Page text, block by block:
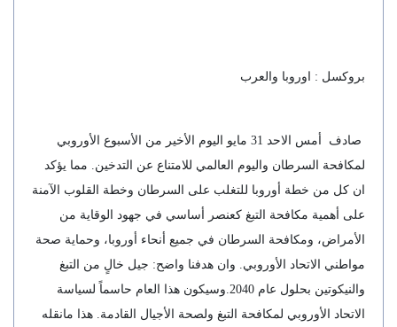
بروكسل : اوروبا والعرب
صادف أمس الاحد 31 مايو اليوم الأخير من الأسبوع الأوروبي
لمكافحة السرطان واليوم العالمي للامتناع عن التدخين. مما يؤكد
ان كل من خطة أوروبا للتغلب على السرطان وخطة القلوب الآمنة
على أهمية مكافحة التبغ كعنصر أساسي في جهود الوقاية من
الأمراض، ومكافحة السرطان في جميع أنحاء أوروبا، وحماية صحة
مواطني الاتحاد الأوروبي. وان هدفنا واضح: جيل خالٍ من التبغ
والنيكوتين بحلول عام 2040.وسيكون هذا العام حاسماً لسياسة
الاتحاد الأوروبي لمكافحة التبغ ولصحة الأجيال القادمة. هذا مانقله